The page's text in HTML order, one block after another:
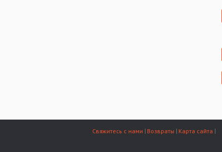
Свяжитесь с нами Возвраты Карта сайта